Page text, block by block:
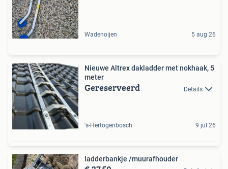
Wadenoijen 5 aug 26
Nieuwe Altrex dakladder met nokhaak, 5
meter
Gereserveerd Details
's-Hertogenbosch 9 jul 26
ladderbankje /muurafhouder